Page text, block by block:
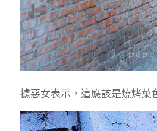
據惡女表示，這應該是燒烤菜